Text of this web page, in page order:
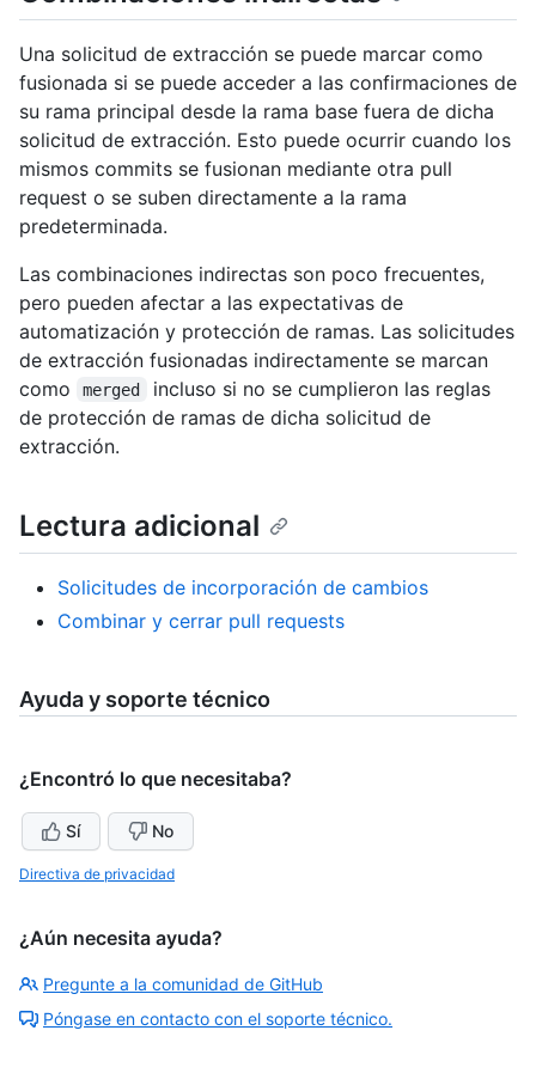
Una solicitud de extracción se puede marcar como
fusionada si se puede acceder a las confirmaciones de
su rama principal desde la rama base fuera de dicha
solicitud de extracción. Esto puede ocurrir cuando los
mismos commits se fusionan mediante otra pull
request o se suben directamente a la rama
predeterminada.
Las combinaciones indirectas son poco frecuentes,
pero pueden afectar a las expectativas de
automatización y protección de ramas. Las solicitudes
de extracción fusionadas indirectamente se marcan
como
merged
incluso si no se cumplieron las reglas
de protección de ramas de dicha solicitud de
extracción.
Lectura adicional
Solicitudes de incorporación de cambios
Combinar y cerrar pull requests
Ayuda y soporte técnico
¿Encontró lo que necesitaba?
Sí No
Directiva de privacidad
¿Aún necesita ayuda?
Pregunte a la comunidad de GitHub
Póngase en contacto con el soporte técnico.